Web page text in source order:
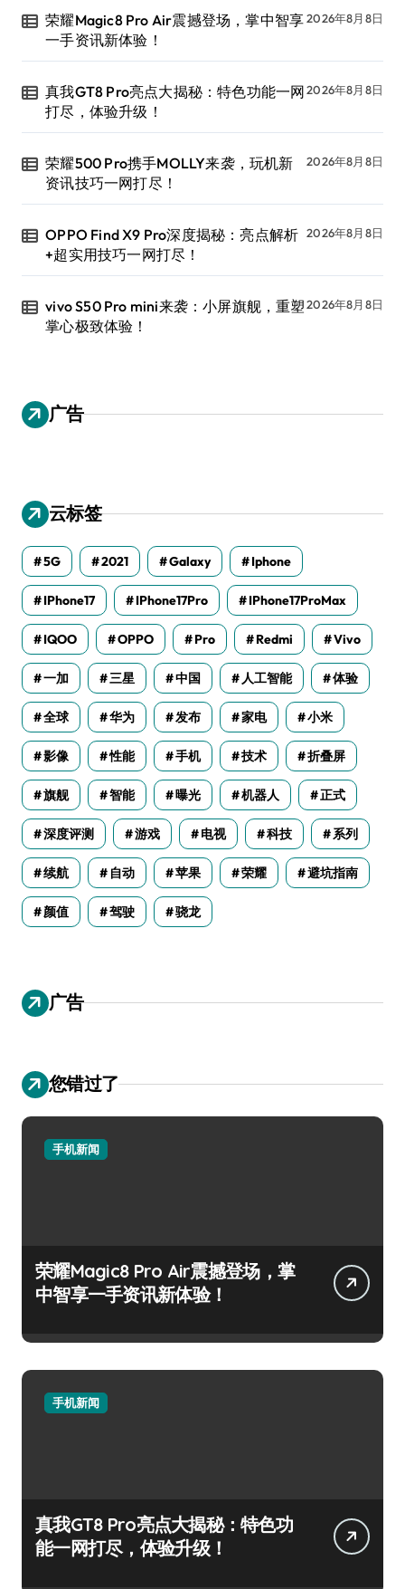
荣耀Magic8 Pro Air震撼登场，掌中智享
一手资讯新体验！
2026年8月8日
真我GT8 Pro亮点大揭秘：特色功能一网
打尽，体验升级！
2026年8月8日
荣耀500 Pro携手MOLLY来袭，玩机新
资讯技巧一网打尽！
2026年8月8日
OPPO Find X9 Pro深度揭秘：亮点解析
+超实用技巧一网打尽！
2026年8月8日
vivo S50 Pro mini来袭：小屏旗舰，重塑
掌心极致体验！
2026年8月8日
广告
云标签
5G 2021 Galaxy Iphone
IPhone17 IPhone17Pro IPhone17ProMax
IQOO OPPO Pro Redmi Vivo
一加 三星 中国 人工智能 体验
全球 华为 发布 家电 小米
影像 性能 手机 技术 折叠屏
旗舰 智能 曝光 机器人 正式
深度评测 游戏 电视 科技 系列
续航 自动 苹果 荣耀 避坑指南
颜值 驾驶 骁龙
广告
您错过了
手机新闻
荣耀Magic8 Pro Air震撼登场，掌
中智享一手资讯新体验！
手机新闻
真我GT8 Pro亮点大揭秘：特色功
能一网打尽，体验升级！